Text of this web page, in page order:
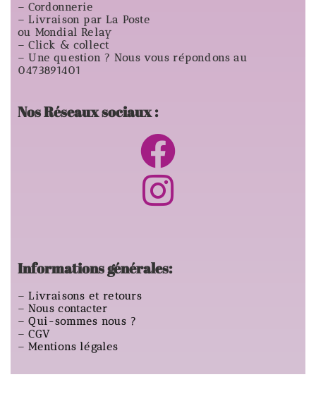
– Cordonnerie
– Livraison par La Poste
ou Mondial Relay
– Click & collect
– Une question ? Nous vous répondons au
0473891401
Nos Réseaux sociaux :
Informations générales:
–Livraisons et retours
–Nous contacter
–Qui-sommes nous ?
–CGV
–Mentions légales